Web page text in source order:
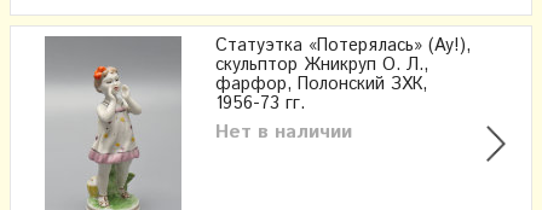
Статуэтка «Потерялась» (Ау!),
скульптор Жникруп О. Л.,
фарфор, Полонский ЗХК,
1956-73 гг.
Нет в наличии